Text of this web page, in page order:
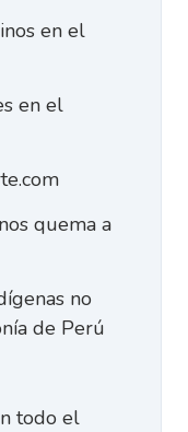
en el
en el
quema a
no
de Perú
todo el